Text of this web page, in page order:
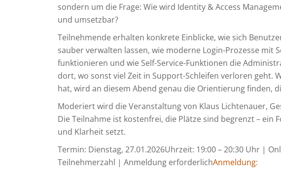
sondern um die Frage: Wie wird Identity & Access
und umsetzbar?
Teilnehmende erhalten konkrete Einblicke, wie sich
sauber verwalten lassen, wie moderne Login-Prozesse mit
funktionieren und wie Self-Service-Funktionen die
dort, wo sonst viel Zeit in Support-Schleifen verloren geht.
hat, wird an diesem Abend genau die Orientierung finden,
Moderiert wird die Veranstaltung von Klaus Lichtenauer,
Die Teilnahme ist kostenfrei, die Plätze sind begrenzt – ein
und Klarheit setzt.
Termin: Dienstag, 27.01.2026Uhrzeit: 19:00 – 20:30 Uhr |
Teilnehmerzahl | Anmeldung erforderlichAnmeldung: